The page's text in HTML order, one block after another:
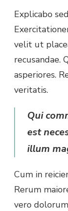
Explicabo
velit ut
recusandae.
asperiores.
veritatis.
Qui
est
illum
Cum in
Rerum
vero